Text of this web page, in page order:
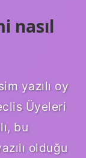
nasıl
yazılı oy
Üyeleri
bu
olduğu